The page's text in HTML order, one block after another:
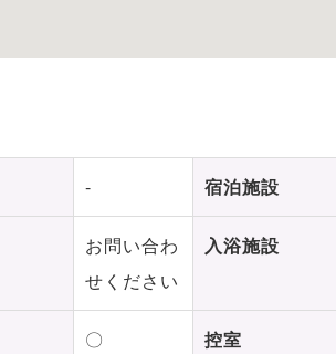
- 宿泊施設
お問い合わ
せください
入浴施設
〇 控室